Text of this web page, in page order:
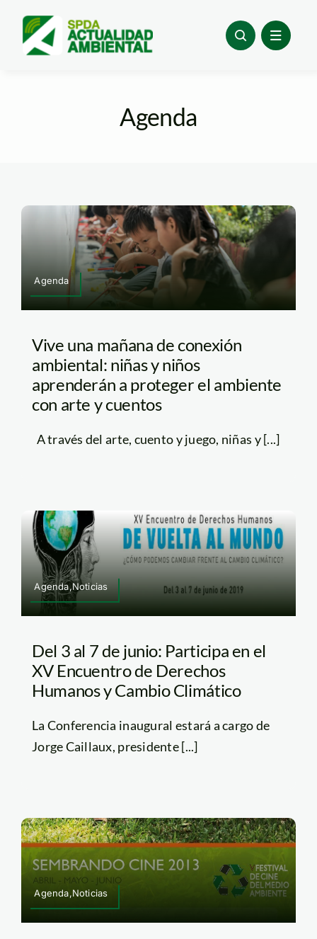
content
Agenda
Agenda
Vive una mañana de conexión
ambiental: niñas y niños
aprenderán a proteger el ambiente
con arte y cuentos
A través del arte, cuento y juego, niñas y [...]
Agenda,Noticias
Del 3 al 7 de junio: Participa en el
XV Encuentro de Derechos
Humanos y Cambio Climático
La Conferencia inaugural estará a cargo de
Jorge Caillaux, presidente [...]
Agenda,Noticias